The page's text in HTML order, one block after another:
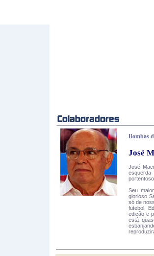
Bombas
José
José
portentoso.
Seu
glorioso
só de
futebol.
edição e
está